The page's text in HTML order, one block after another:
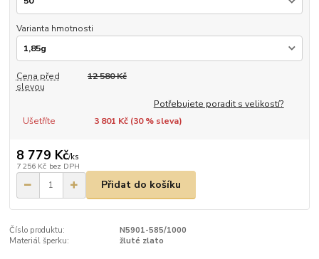
Varianta hmotnosti
Cena před
slevou
12 580 Kč
Potřebujete poradit s velikostí?
Ušetříte
3 801 Kč (30% sleva)
8 779 Kč/ks
7 256 Kč bez DPH
Přidat do košíku
Číslo produktu:
N5901-585/1000
Materiál šperku:
žluté zlato